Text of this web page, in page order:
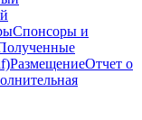
Спонсоры и
РазмещениеОтчет о